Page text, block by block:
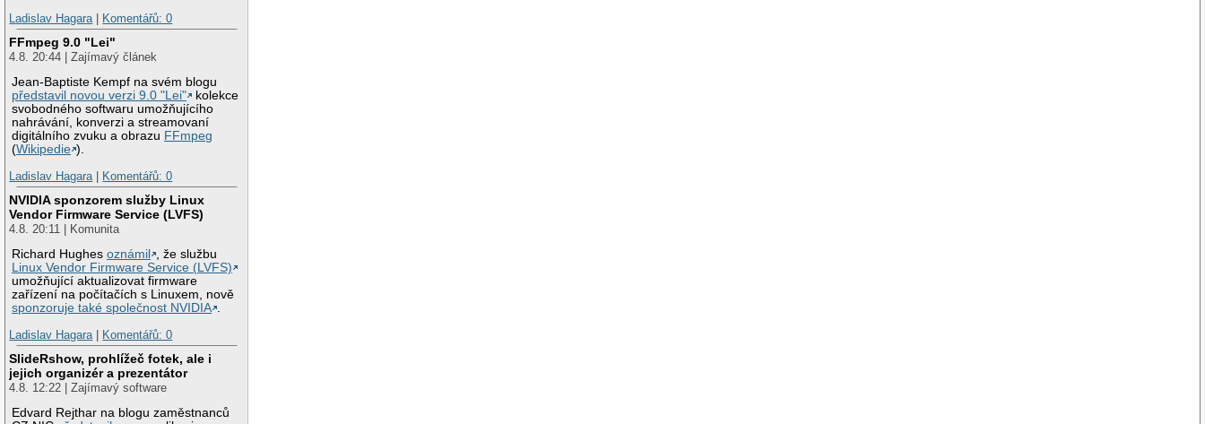
Ladislav Hagara| Komentářů: 0
FFmpeg 9.0 "Lei"
4.8. 20:44 | Zajímavý článek
Jean-Baptiste Kempf na svém blogu
představil novou verzi 9.0 "Lei"
kolekce
svobodného softwaru umožňujícího
nahrávání, konverzi a streamovaní
digitálního zvuku a obrazu FFmpeg
(Wikipedie ).
Ladislav Hagara| Komentářů: 0
NVIDIA sponzorem služby Linux
Vendor Firmware Service (LVFS)
4.8. 20:11 | Komunita
Richard Hughesoznámil
, že službu
Linux Vendor Firmware Service (LVFS)
umožňující aktualizovat firmware
zařízení na počítačích s Linuxem, nově
sponzoruje také společnost NVIDIA .
Ladislav Hagara| Komentářů: 0
SlideRshow, prohlížeč fotek, ale i
jejich organizér a prezentátor
4.8. 12:22 | Zajímavý software
Edvard Rejthar na blogu zaměstnanců